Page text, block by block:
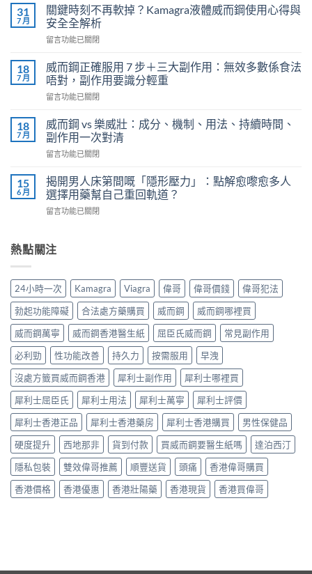
利
勁
（Priligy）
正
用
法
全
解
泌
尿
醫
教
你
安
效
改
早
洩〉
中
31
7 月
關鍵時刻不再軟掉？Kamagra液體威而鋼使用心得與
安全全解析
在
鍵
時
刻
不
軟
掉？
Kamagra
液
威
而
使
得
全
全
解
析〉
中
留言功能已關閉
18
7 月
威而鋼正確服用 7 步＋三大副作用：無效多數係食法
唔對，副作用要識分輕重
在
而
鋼
正
確
用
7
步
＋
副
效
多
數
係
食
唔
對，
副
作
用
要
識
分
輕
重〉
中
留言功能已關閉
18
7 月
威而鋼 vs 樂威壯：成分、機制、用法、持續時間、
副作用一次對清
在
而
鋼
vs
樂
成
制、
用
法、
持
續
時
間、
副
作
用
一
次
對
清〉
中
留言功能已關閉
15
6 月
揭開男人床第間嘅「隱形壓力」：點解愈嚟愈多人
選擇用藥幫自己重回軌道？
在
男
人
第
嘅
「隱
形
壓
力」：
點
解
愈
嚟
愈
多
人
選
擇
用
藥
幫
留言功能已關閉
熱點關注
24小時一次 Kamagra Viagra 偉哥 偉哥價錢
偉哥犯法
勃起功能障礙
合法處方藥購買 威而鋼
威而鋼哪裡買
威而鋼萬寧
威而鋼香港醫生紙 屈臣氏威而鋼
常見副作用
必利勁
性功能改善 持久力 按需服用
早洩
沒處方籤買威而鋼香港
犀利士副作用
犀利士哪裡買
犀利士屈臣氏
犀利士用法 犀利士萬寧
犀利士評價
犀利士香港正品
犀利士香港藥房 犀利士香港購買
男性保健品
硬度提升
西地那非 貨到付款 買威而鋼要醫生紙嗎
達泊西汀
隱私包裝
雙效偉哥推薦 順豐送貨 頭痛
香港偉哥購買
香港價格
香港優惠 香港壯陽藥 香港現貨 香港買偉哥